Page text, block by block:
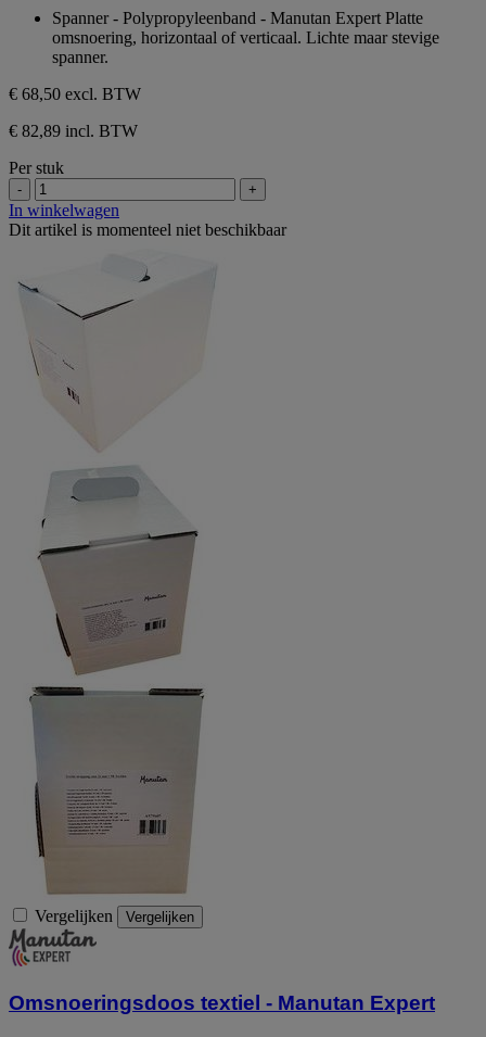
beoordelingen
sterren.
3
beoordelingen
Spanner - Polypropyleenband - Manutan Expert Platte
omsnoering, horizontaal of verticaal. Lichte maar stevige
spanner.
€ 68,50 excl. BTW
€ 82,89 incl. BTW
Per stuk
- +
In winkelwagen
Dit artikel is momenteel niet beschikbaar
Vergelijken Vergelijken
Omsnoeringsdoos textiel - Manutan Expert